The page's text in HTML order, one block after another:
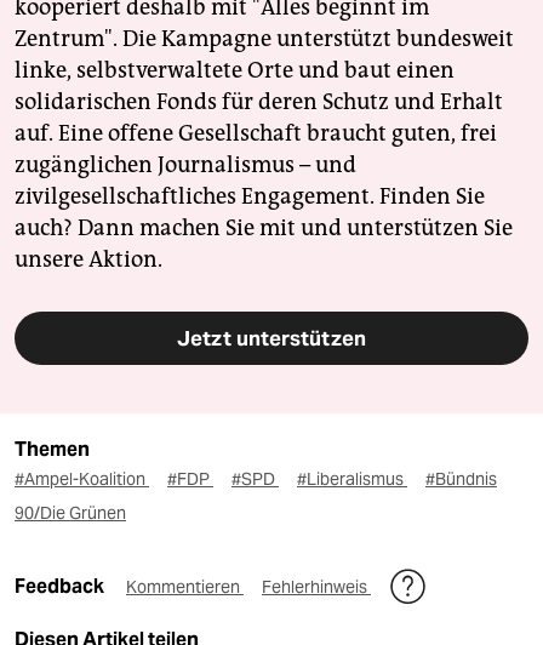
kooperiert deshalb mit "Alles beginnt im
Zentrum". Die Kampagne unterstützt bundesweit
linke, selbstverwaltete Orte und baut einen
solidarischen Fonds für deren Schutz und Erhalt
auf. Eine offene Gesellschaft braucht guten, frei
zugänglichen Journalismus – und
zivilgesellschaftliches Engagement. Finden Sie
auch? Dann machen Sie mit und unterstützen Sie
unsere Aktion.
Jetzt unterstützen
Themen
#Ampel-Koalition #FDP #SPD #Liberalismus
#Bündnis
90/Die Grünen
Feedback Kommentieren Fehlerhinweis
Diesen Artikel teilen